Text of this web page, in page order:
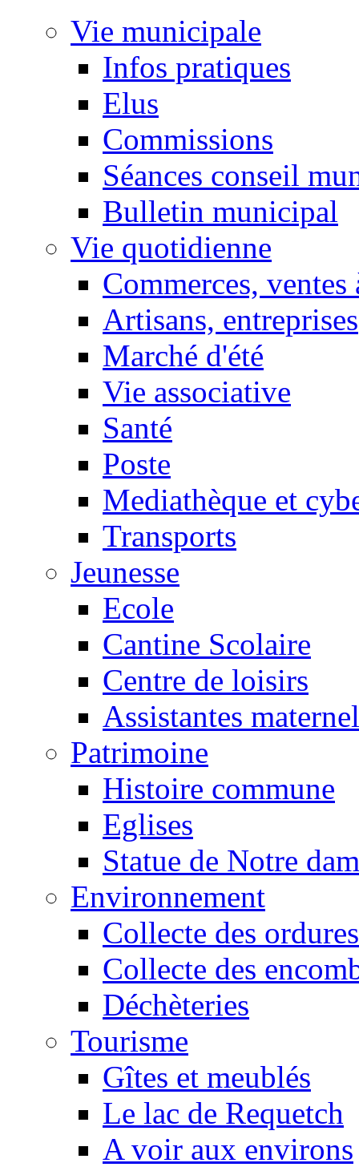
Vie municipale
Infos pratiques
Elus
Commissions
Séances conseil
Bulletin municipal
Vie quotidienne
Commerces, ventes
Artisans, entreprises
Marché d'été
Vie associative
Santé
Poste
Mediathèque et
Transports
Jeunesse
Ecole
Cantine Scolaire
Centre de loisirs
Assistantes
Patrimoine
Histoire commune
Eglises
Statue de Notre
Environnement
Collecte des ordures
Collecte des
Déchèteries
Tourisme
Gîtes et meublés
Le lac de Requetch
A voir aux environs